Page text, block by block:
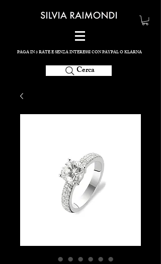
PAGA IN 3 RATE E SENZA INTERESSI CON PAYPAL O KLARNA
Cerca